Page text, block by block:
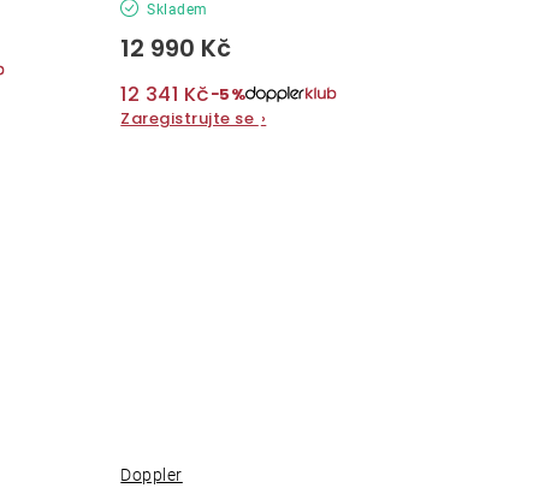
Skladem
12 990 Kč
12 341 Kč−5%
Zaregistrujte se ›
Doppler